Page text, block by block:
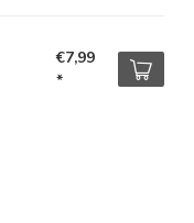
€7,99
*